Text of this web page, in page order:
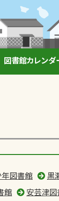
図書館カレンダ
年図書館
黒
館 安芸津